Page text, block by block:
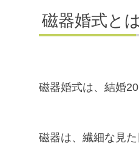
磁器婚式と
磁器婚式は、結婚
磁器は、繊細な見